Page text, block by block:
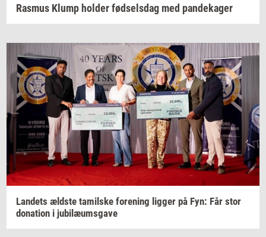
Rasmus Klump holder fødselsdag med pandekager
Lan­dets æld­ste ta­mil­ske for­e­ning lig­ger på Fyn: Får stor
do­na­tion i ju­bilæums­ga­ve